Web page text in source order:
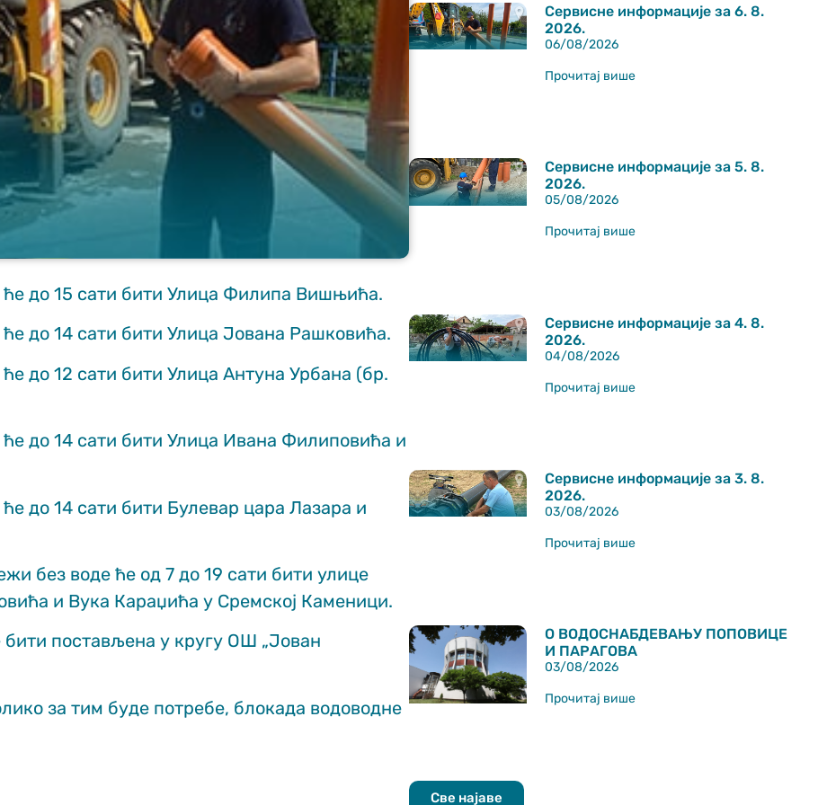
Сервисне информације за 6. 8.
2026.
06/08/2026
Прочитај више
Сервисне информације за 5. 8.
2026.
05/08/2026
Прочитај више
Сервисне информације за 4. 8.
2026.
04/08/2026
Прочитај више
Сервисне информације за 3. 8.
2026.
03/08/2026
Прочитај више
О ВОДОСНАБДЕВАЊУ ПОПОВИЦЕ
И ПАРАГОВА
03/08/2026
Прочитај више
Све најаве
ће до 15 сати бити Улица Филипа Вишњића.
до 14 сати бити Улица Јована Рашковића.
до 12 сати бити Улица Антуна Урбана (бр.
ће до 14 сати бити Улица Ивана Филиповића и
до 14 сати бити Булевар цара Лазара и
без воде ће од 7 до 19 сати бити улице
и Вука Караџића у Сремској Каменици.
постављена у кругу ОШ „Јован
за тим буде потребе, блокада водоводне